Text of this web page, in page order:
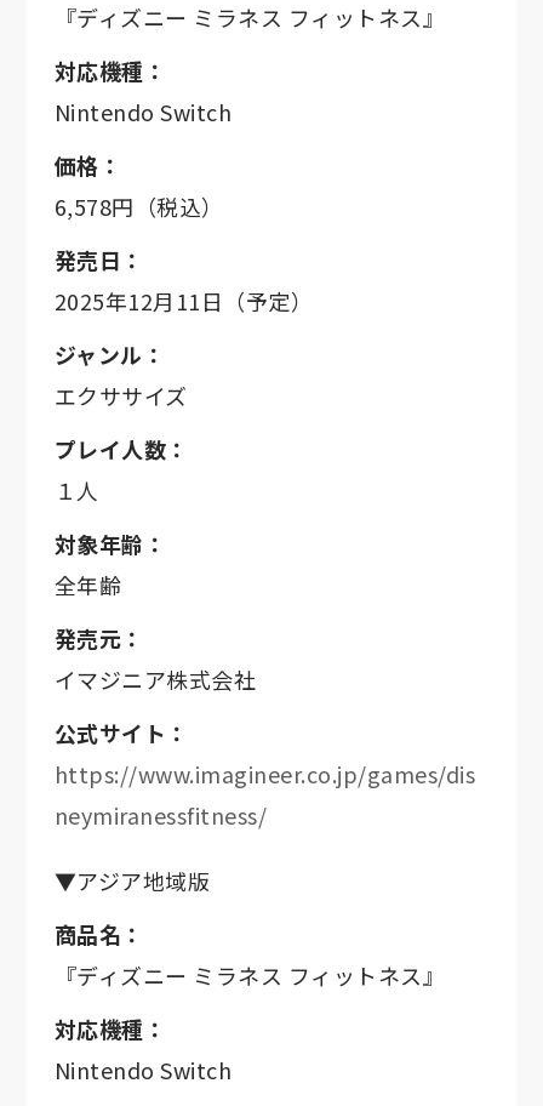
『ディズニー ミラネス フィットネス』
対応機種：
Nintendo Switch
価格：
6,578円（税込）
発売日：
2025年12月11日（予定）
ジャンル：
エクササイズ
プレイ人数：
１人
対象年齢：
全年齢
発売元：
イマジニア株式会社
公式サイト：
https://www.imagineer.co.jp/games/dis
neymiranessfitness/
▼アジア地域版
商品名：
『ディズニー ミラネス フィットネス』
対応機種：
Nintendo Switch